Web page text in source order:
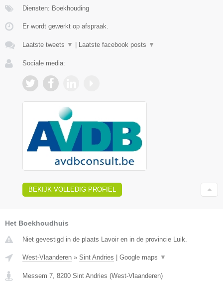
Diensten: Boekhouding
Er wordt gewerkt op afspraak.
Laatste tweets ▼ Laatste facebook posts ▼
Sociale media:
BEKIJK VOLLEDIG PROFIEL
Het Boekhoudhuis
Niet gevestigd in de plaats Lavoir en in de provincie Luik.
West-Vlaanderen » Sint Andries Google maps ▼
Messem 7 8200 Sint Andries (West-Vlaanderen)